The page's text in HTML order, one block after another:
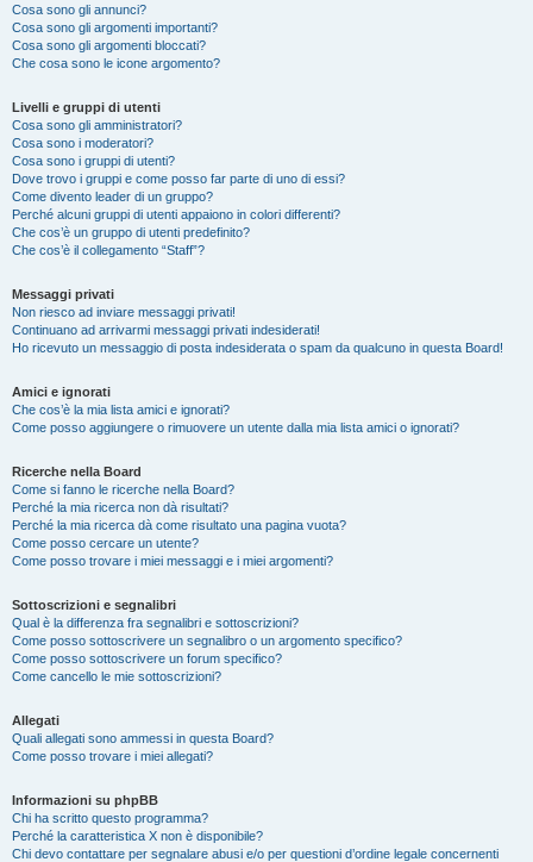
Cosa sono gli annunci?
Cosa sono gli argomenti importanti?
Cosa sono gli argomenti bloccati?
Che cosa sono le icone argomento?
Livelli e gruppi di utenti
Cosa sono gli amministratori?
Cosa sono i moderatori?
Cosa sono i gruppi di utenti?
Dove trovo i gruppi e come posso far parte di uno di essi?
Come divento leader di un gruppo?
Perché alcuni gruppi di utenti appaiono in colori differenti?
Che cos’è un gruppo di utenti predefinito?
Che cos’è il collegamento “Staff”?
Messaggi privati
Non riesco ad inviare messaggi privati!
Continuano ad arrivarmi messaggi privati indesiderati!
Ho ricevuto un messaggio di posta indesiderata o spam da qualcuno in questa Board!
Amici e ignorati
Che cos’è la mia lista amici e ignorati?
Come posso aggiungere o rimuovere un utente dalla mia lista amici o ignorati?
Ricerche nella Board
Come si fanno le ricerche nella Board?
Perché la mia ricerca non dà risultati?
Perché la mia ricerca dà come risultato una pagina vuota?
Come posso cercare un utente?
Come posso trovare i miei messaggi e i miei argomenti?
Sottoscrizioni e segnalibri
Qual è la differenza fra segnalibri e sottoscrizioni?
Come posso sottoscrivere un segnalibro o un argomento specifico?
Come posso sottoscrivere un forum specifico?
Come cancello le mie sottoscrizioni?
Allegati
Quali allegati sono ammessi in questa Board?
Come posso trovare i miei allegati?
Informazioni su phpBB
Chi ha scritto questo programma?
Perché la caratteristica X non è disponibile?
Chi devo contattare per segnalare abusi e/o per questioni d’ordine legale concernenti